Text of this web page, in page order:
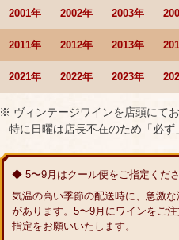
2001年 2002年 2003年
2011年 2012年 2013年
2021年 2022年 2023年
※ ヴィンテージワインを店頭にて
特に日曜は店長不在のため「必ず
◆ 5〜9月はクール便をご指定くだ
気温の高い季節の配送時に、急激
があります。5〜9月にワインをご
指定をお願いいたします。